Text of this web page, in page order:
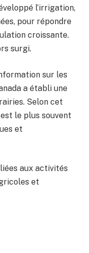
l’irrigation,
pour répondre
croissante.
surgi.
sur les
a établi une
Selon cet
le plus souvent
et
aux activités
et